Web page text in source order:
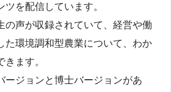
を配信しています。
の声が収録されていて、経営や働
た環境調和型農業について、わか
ます。
ージョンと博士バージョンがあ